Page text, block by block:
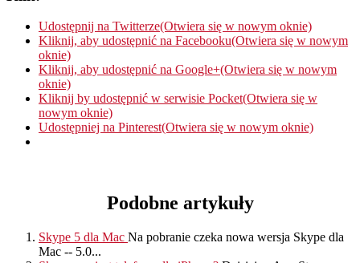
Udostępnij na Twitterze(Otwiera się w nowym oknie)
Kliknij, aby udostępnić na Facebooku(Otwiera się w nowym
oknie)
Kliknij, aby udostępnić na Google+(Otwiera się w nowym
oknie)
Kliknij by udostępnić w serwisie Pocket(Otwiera się w
nowym oknie)
Udostępniej na Pinterest(Otwiera się w nowym oknie)
Podobne artykuły
Skype 5 dla Mac Na pobranie czeka nowa wersja Skype dla
Mac -- 5.0...